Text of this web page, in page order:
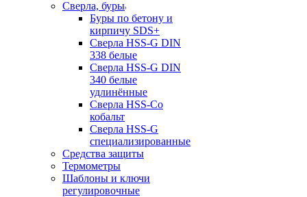
Сверла, буры
Буры по бетону и
кирпичу SDS+
Сверла HSS-G DIN
338 белые
Сверла HSS-G DIN
340 белые
удлинённые
Сверла HSS-Co
кобальт
Сверла HSS-G
специализированные
Средства защиты
Термометры
Шаблоны и ключи
регулировочные